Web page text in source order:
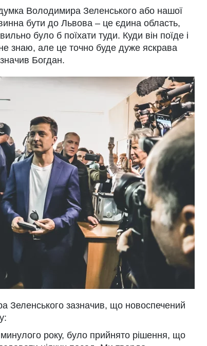
Володимира Зеленського або нашої
бути до Львова – це єдина область,
було б поїхати туди. Куди він поїде і
знаю, але це точно буде дуже яскрава
Богдан.
Зеленського зазначив, що новоспечений
минулого року, було прийнято рішення, що